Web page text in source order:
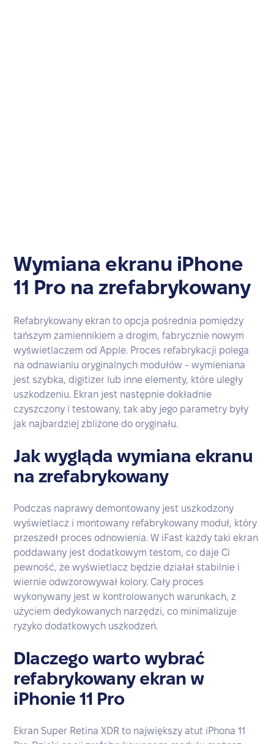
Wymiana ekranu iPhone
11 Pro na zrefabrykowany
Refabrykowany ekran to opcja pośrednia pomiędzy
tańszym zamiennikiem a drogim, fabrycznie nowym
wyświetlaczem od Apple. Proces refabrykacji polega
na odnawianiu oryginalnych modułów - wymieniana
jest szybka, digitizer lub inne elementy, które uległy
uszkodzeniu. Ekran jest następnie dokładnie
czyszczony i testowany, tak aby jego parametry były
jak najbardziej zbliżone do oryginału.
Jak wygląda wymiana ekranu
na zrefabrykowany
Podczas naprawy demontowany jest uszkodzony
wyświetlacz i montowany refabrykowany moduł, który
przeszedł proces odnowienia. W iFast każdy taki ekran
poddawany jest dodatkowym testom, co daje Ci
pewność, że wyświetlacz będzie działał stabilnie i
wiernie odwzorowywał kolory. Cały proces
wykonywany jest w kontrolowanych warunkach, z
użyciem dedykowanych narzędzi, co minimalizuje
ryzyko dodatkowych uszkodzeń.
Dlaczego warto wybrać
refabrykowany ekran w
iPhonie 11 Pro
Ekran Super Retina XDR to największy atut iPhona 11